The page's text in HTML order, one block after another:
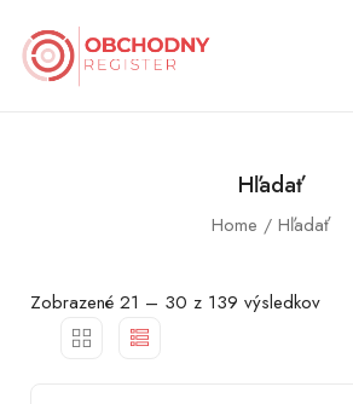
Hľadať
Home Hľadať
Zobrazené 21 – 30 z 139 výsledkov